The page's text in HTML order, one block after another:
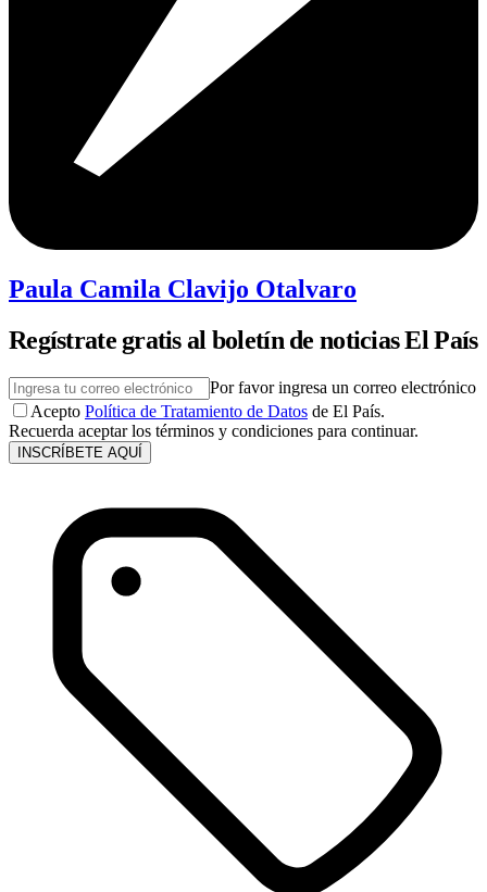
Paula Camila Clavijo Otalvaro
Regístrate gratis al boletín de noticias El País
Por favor ingresa un correo electrónico
Acepto Política de Tratamiento de Datos de El País.
Recuerda aceptar los términos y condiciones para continuar.
INSCRÍBETE AQUÍ